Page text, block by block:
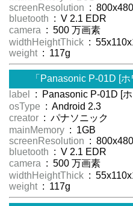
screenResolution : 800x480
bluetooth : V 2.1 EDR
camera : 500 万画素
widthHeightThick :
weight : 117g
「Panasonic P-01D [
label
: Panasonic P-01D [
osType : Android 2.3
creator : パナソニック
mainMemory : 1GB
screenResolution : 800x480
bluetooth : V 2.1 EDR
camera : 500 万画素
widthHeightThick :
weight : 117g